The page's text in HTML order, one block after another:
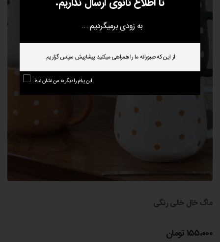
ماگ خال خالی رنگی
155،000 تومان
به زودی برمیگردیم ...
از این که صبورانه ما را همراهی میکنید پیشاپیش سپاس گزاریم.
این پیام را دیگر به من نشان نده!